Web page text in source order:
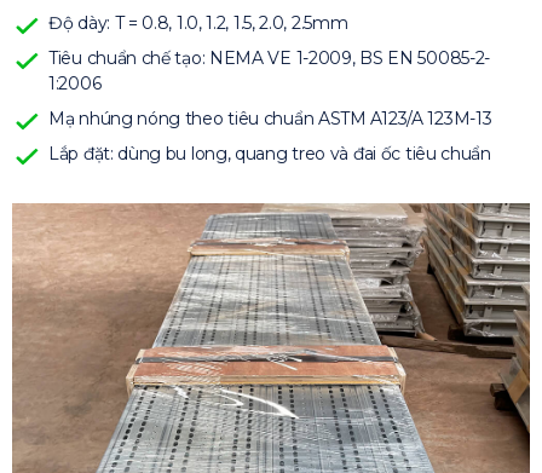
Độ dày: T = 0.8, 1.0, 1.2, 1.5, 2.0, 2.5mm
Tiêu chuẩn chế tạo: NEMA VE 1-2009, BS EN 50085-2-
1:2006
Mạ nhúng nóng theo tiêu chuẩn ASTM A123/A 123M-13
Lắp đặt: dùng bu long, quang treo và đai ốc tiêu chuẩn